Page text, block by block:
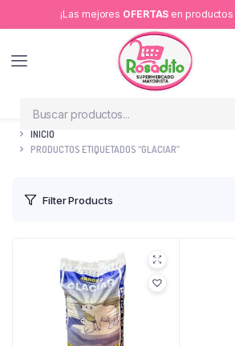
¡Las mejores OFERTAS en productos
INICIO
PRODUCTOS ETIQUETADOS “GLACIAR”
Filter Products